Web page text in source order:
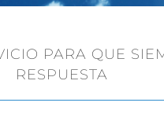
PARA QUE
RESPUESTA